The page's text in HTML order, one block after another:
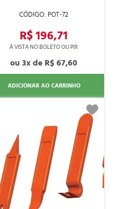
POT-72
R$ 196,71
3x de R$ 67,60
ADICIONAR AO CARRINHO